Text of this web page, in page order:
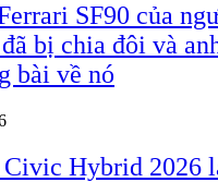
SF90 của
bị chia đôi và
bài về nó
Civic Hybrid 2026